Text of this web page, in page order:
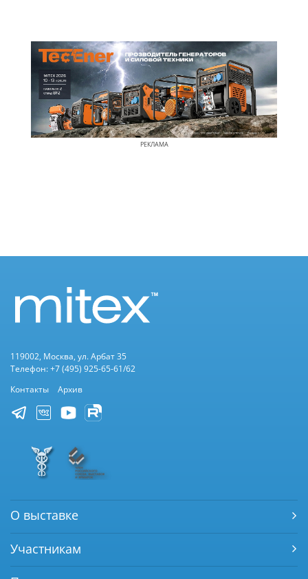
РЕКЛАМА
119002, Москва, ул. Арбат 35
Телефон: +7 (495) 925-65-61/62
Контакты
Архив
О выставке
Участникам